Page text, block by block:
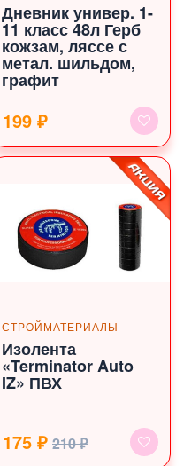
Дневник универ. 1-
11 класс 48л Герб
кожзам, ляссе с
метал. шильдом,
графит
199 ₽
СТРОЙМАТЕРИАЛЫ
Изолента
«Terminator Auto
IZ» ПВХ
175 ₽ 210 ₽